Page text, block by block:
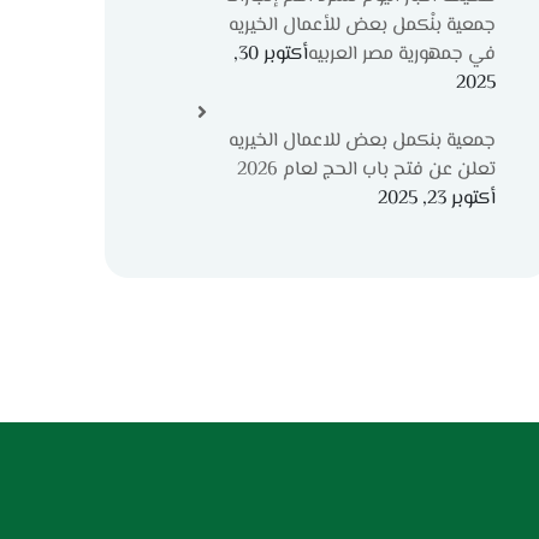
جمعية بنْكمل بعض للأعمال الخيريه
في جمهورية مصر العربيه
أكتوبر 30,
2025
جمعية بنكمل بعض للاعمال الخيريه
تعلن عن فتح باب الحج لعام 2026
أكتوبر 23, 2025